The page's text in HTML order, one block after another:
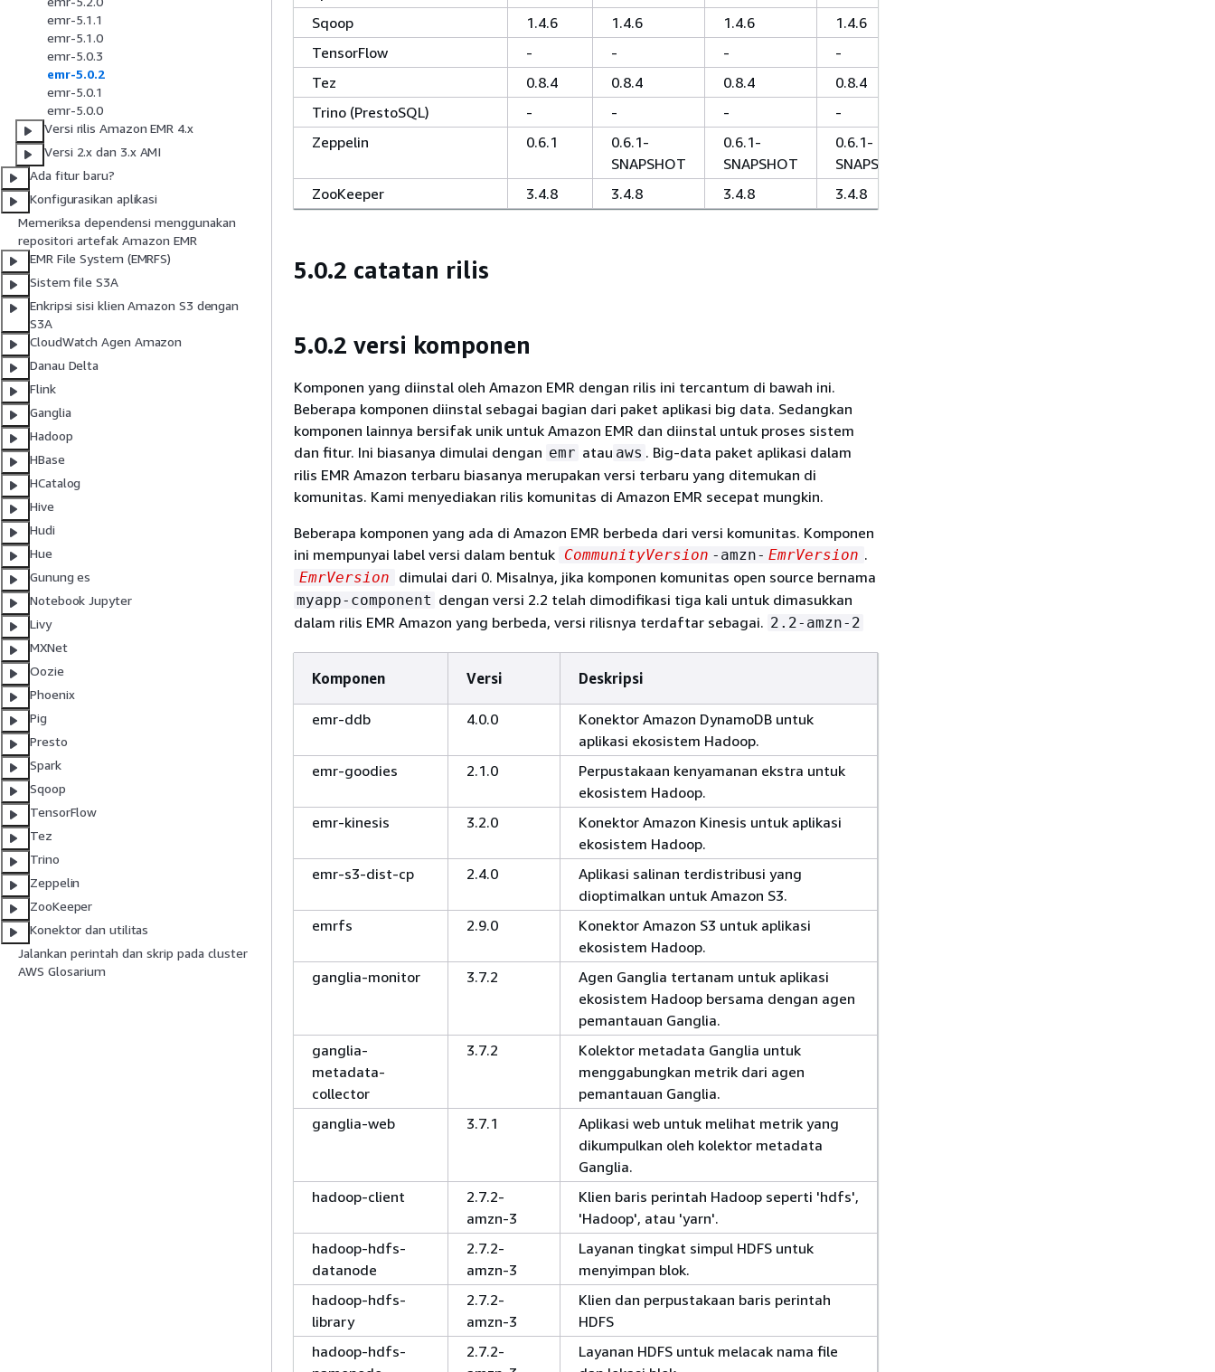
emr-5.1.1
emr-5.1.0
emr-5.0.3
emr-5.0.2
emr-5.0.1
emr-5.0.0
Versi rilis Amazon EMR 4.x
Versi 2.x dan 3.x AMI
Ada fitur baru?
Konfigurasikan aplikasi
Memeriksa dependensi menggunakan
repositori artefak Amazon EMR
EMR File System (EMRFS)
Sistem file S3A
Enkripsi sisi klien Amazon S3 dengan
S3A
CloudWatch Agen Amazon
Danau Delta
Flink
Ganglia
Hadoop
HBase
HCatalog
Hive
Hudi
Hue
Gunung es
Notebook Jupyter
Livy
MXNet
Oozie
Phoenix
Pig
Presto
Spark
Sqoop
TensorFlow
Tez
Trino
Zeppelin
ZooKeeper
Konektor dan utilitas
Jalankan perintah dan skrip pada cluster
AWS Glosarium
Sqoop
1.4.6 1.4.6 1.4.6
1.4.6
TensorFlow
- - -
-
Tez
0.8.4 0.8.4 0.8.4
0.8.4
Trino (PrestoSQL)
- - -
-
Zeppelin
0.6.1
0.6.1-
SNAPSHOT
0.6.1-
SNAPSHOT
0.6.1-
SNAPSHOT
ZooKeeper
3.4.8 3.4.8 3.4.8 3.4.8
5.0.2 catatan rilis
5.0.2 versi komponen
Komponen yang diinstal oleh Amazon EMR dengan rilis ini tercantum di bawah ini.
Beberapa komponen diinstal sebagai bagian dari paket aplikasi big data. Sedangkan
komponen lainnya bersifak unik untuk Amazon EMR dan diinstal untuk proses sistem
dan fitur. Ini biasanya dimulai dengan emr atau aws . Big-data paket aplikasi dalam
rilis EMR Amazon terbaru biasanya merupakan versi terbaru yang ditemukan di
komunitas. Kami menyediakan rilis komunitas di Amazon EMR secepat mungkin.
Beberapa komponen yang ada di Amazon EMR berbeda dari versi komunitas. Komponen
ini mempunyai label versi dalam bentuk CommunityVersion -amzn- EmrVersion .
EmrVersion dimulai dari 0. Misalnya, jika komponen komunitas open source bernama
myapp-component dengan versi 2.2 telah dimodifikasi tiga kali untuk dimasukkan
dalam rilis EMR Amazon yang berbeda, versi rilisnya terdaftar sebagai. 2.2-amzn-2
Komponen Versi Deskripsi
emr-ddb 4.0.0
Konektor Amazon DynamoDB untuk
aplikasi ekosistem Hadoop.
emr-goodies
2.1.0
Perpustakaan kenyamanan ekstra untuk
ekosistem Hadoop.
emr-kinesis
3.2.0
Konektor Amazon Kinesis untuk aplikasi
ekosistem Hadoop.
emr-s3-dist-cp
2.4.0
Aplikasi salinan terdistribusi yang
dioptimalkan untuk Amazon S3.
emrfs
2.9.0
Konektor Amazon S3 untuk aplikasi
ekosistem Hadoop.
ganglia-monitor
3.7.2
Agen Ganglia tertanam untuk aplikasi
ekosistem Hadoop bersama dengan agen
pemantauan Ganglia.
ganglia-
metadata-
collector
3.7.2
Kolektor metadata Ganglia untuk
menggabungkan metrik dari agen
pemantauan Ganglia.
ganglia-web
3.7.1
Aplikasi web untuk melihat metrik yang
dikumpulkan oleh kolektor metadata
Ganglia.
hadoop-client
2.7.2-
amzn-3
Klien baris perintah Hadoop seperti 'hdfs',
'Hadoop', atau 'yarn'.
hadoop-hdfs-
datanode
2.7.2-
amzn-3
Layanan tingkat simpul HDFS untuk
menyimpan blok.
hadoop-hdfs-
library
2.7.2-
amzn-3
Klien dan perpustakaan baris perintah
HDFS
hadoop-hdfs-
2.7.2-
Layanan HDFS untuk melacak nama file